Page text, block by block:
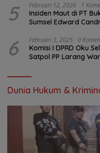
5 Februari 12, 2026 1
Insiden Maut di PT
Sumsel Edward
6 Februari 3, 2025 0
Komisi I DPRD Oku
Satpol PP Larang
Dunia Hukum &